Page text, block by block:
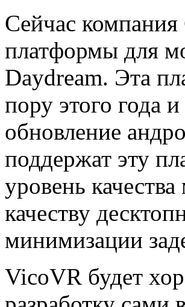
Сейчас
платформы для
Daydream. Эта
пору этого года
обновление
поддержат эту
уровень
качеству
минимизации
VicoVR будет